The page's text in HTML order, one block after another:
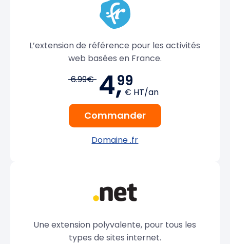
L’extension de référence pour les activités
web basées en France.
6.99€ 4,99
€ HT/an
Commander
Domaine .fr
Une extension polyvalente, pour tous les
types de sites internet.